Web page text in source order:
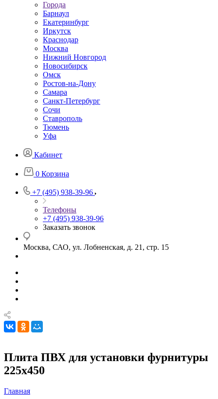
Города
Барнаул
Екатеринбург
Иркутск
Краснодар
Москва
Нижний Новгород
Новосибирск
Омск
Ростов-на-Дону
Самара
Санкт-Петербург
Сочи
Ставрополь
Тюмень
Уфа
Кабинет
0 Корзина
+7 (495) 938-39-96
Телефоны
+7 (495) 938-39-96
Заказать звонок
Москва, САО, ул. Лобненская, д. 21, стр. 15
Плита ПВХ для установки фурнитуры
225х450
Главная